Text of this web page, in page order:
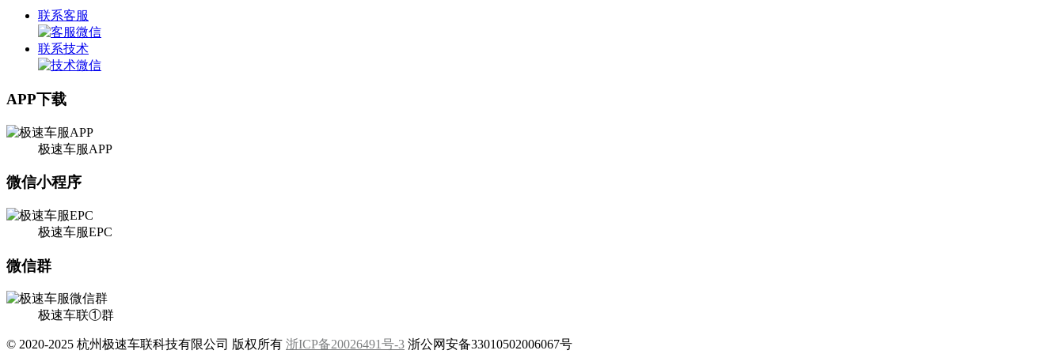
联系客服
联系技术
APP下载
极速车服APP
微信小程序
极速车服EPC
微信群
极速车联①群
© 2020-2025 杭州极速车联科技有限公司 版权所有 浙ICP备20026491号-3 浙公网安备33010502006067号